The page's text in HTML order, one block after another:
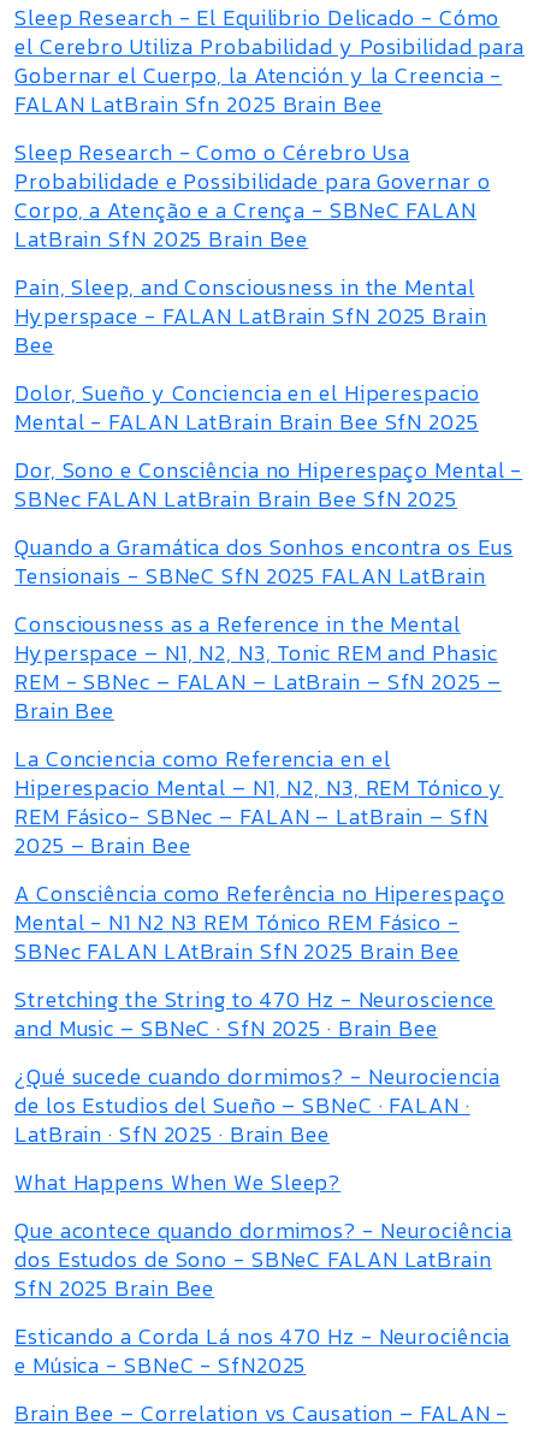
Sleep Research - El Equilibrio Delicado - Cómo
el Cerebro Utiliza Probabilidad y Posibilidad para
Gobernar el Cuerpo, la Atención y la Creencia -
FALAN LatBrain Sfn 2025 Brain Bee
Sleep Research - Como o Cérebro Usa
Probabilidade e Possibilidade para Governar o
Corpo, a Atenção e a Crença - SBNeC FALAN
LatBrain SfN 2025 Brain Bee
Pain, Sleep, and Consciousness in the Mental
Hyperspace - FALAN LatBrain SfN 2025 Brain
Bee
Dolor, Sueño y Conciencia en el Hiperespacio
Mental - FALAN LatBrain Brain Bee SfN 2025
Dor, Sono e Consciência no Hiperespaço Mental -
SBNec FALAN LatBrain Brain Bee SfN 2025
Quando a Gramática dos Sonhos encontra os Eus
Tensionais - SBNeC SfN 2025 FALAN LatBrain
Consciousness as a Reference in the Mental
Hyperspace – N1, N2, N3, Tonic REM and Phasic
REM - SBNec – FALAN – LatBrain – SfN 2025 –
Brain Bee
La Conciencia como Referencia en el
Hiperespacio Mental – N1, N2, N3, REM Tónico y
REM Fásico- SBNec – FALAN – LatBrain – SfN
2025 – Brain Bee
A Consciência como Referência no Hiperespaço
Mental - N1 N2 N3 REM Tónico REM Fásico -
SBNec FALAN LAtBrain SfN 2025 Brain Bee
Stretching the String to 470 Hz - Neuroscience
and Music – SBNeC · SfN 2025 · Brain Bee
¿Qué sucede cuando dormimos? - Neurociencia
de los Estudios del Sueño – SBNeC · FALAN ·
LatBrain · SfN 2025 · Brain Bee
What Happens When We Sleep?
Que acontece quando dormimos? - Neurociência
dos Estudos de Sono - SBNeC FALAN LatBrain
SfN 2025 Brain Bee
Esticando a Corda Lá nos 470 Hz - Neurociência
e Música - SBNeC - SfN2025
Brain Bee – Correlation vs Causation – FALAN -